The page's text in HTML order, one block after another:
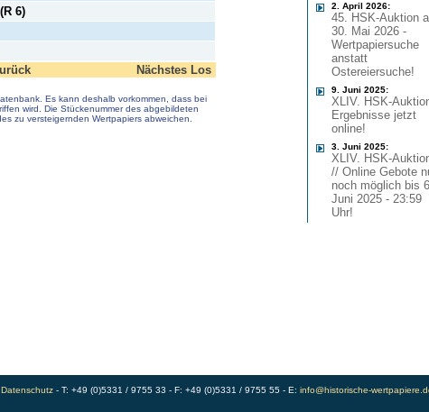
6)
Nächstes Los
Es kann deshalb vorkommen, dass bei
wird. Die Stückenummer des abgebildeten
zu versteigernden Wertpapiers abweichen.
2. April 2026:
45. HSK-Auktion
30. Mai 2026 -
Wertpapiersuche
anstatt
Ostereiersuche!
9. Juni 2025:
XLIV. HSK-
Ergebnisse jetzt
online!
3. Juni 2025:
XLIV. HSK-
// Online Gebote
noch möglich bis
Juni 2025 - 23:59
Uhr!
Datenschutz- T: +49 (0)5331 / 9755 33 - F: +49 (0)5331 / 9755 55 - E: info@historische-